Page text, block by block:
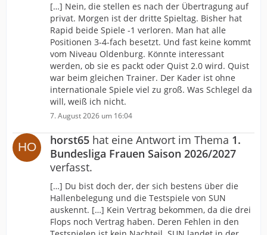
[…] Nein, die stellen es nach der Übertragung auf
privat. Morgen ist der dritte Spieltag. Bisher hat
Rapid beide Spiele -1 verloren. Man hat alle
Positionen 3-4-fach besetzt. Und fast keine kommt
vom Niveau Oldenburg. Könnte interessant
werden, ob sie es packt oder Quist 2.0 wird. Quist
war beim gleichen Trainer. Der Kader ist ohne
internationale Spiele viel zu groß. Was Schlegel da
will, weiß ich nicht.
7. August 2026 um 16:04
horst65 hat eine Antwort im Thema 1.
Bundesliga Frauen Saison 2026/2027
verfasst.
[…] Du bist doch der, der sich bestens über die
Hallenbelegung und die Testspiele von SUN
auskennt. […] Kein Vertrag bekommen, da die drei
Flops noch Vertrag haben. Deren Fehlen in den